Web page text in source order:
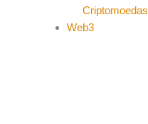
Criptomoedas
Web3